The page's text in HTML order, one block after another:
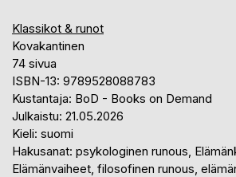
Klassikot & runot
Kovakantinen
74 sivua
ISBN-13: 9789528088783
Kustantaja: BoD - Books on Demand
Julkaistu: 21.05.2026
Kieli: suomi
Hakusanat: psykologinen runous,
Elämänvaiheet, filosofinen runous,